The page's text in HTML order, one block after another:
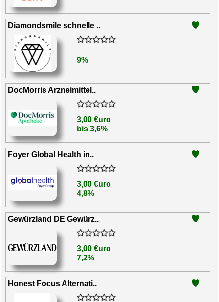
Diamondsmile schnelle ..
9%
DocMorris Arzneimittel..
3,00 €uro
bis 3,6%
Foyer Global Health in..
3,00 €uro
4,8%
Gewürzland DE Gewürz..
3,00 €uro
7,2%
Honest Focus Alternati..